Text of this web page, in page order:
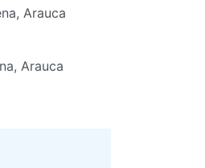
Arauca
Arauca